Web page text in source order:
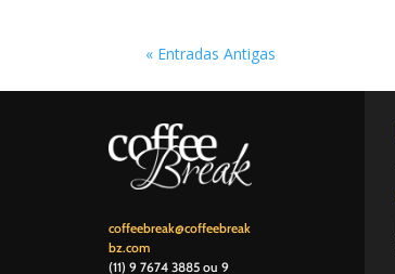
« Entradas Antigas
coffeebreak@coffeebreak
bz.com
(11) 9 7674 3885‬ ou 9